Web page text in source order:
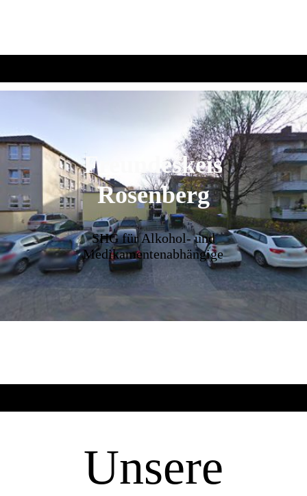
Freundeskeis
Rosenberg
SHG für Alkohol- und
Medikamentenabhängige
Unsere